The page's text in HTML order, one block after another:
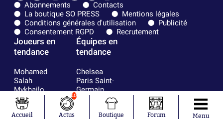
Abonnements
Contacts
La boutique SO PRESS
Mentions légales
Conditions générales d'utilisation
Publicité
Consentement RGPD
Recrutement
Joueurs en
tendance
Mohamed
Salah
Mykhailo
Mudryk
Neymar
Khalis Merah
Équipes en
tendance
Chelsea
Paris Saint-
Germain
Bordeaux
Olympique
lyonnais
Accueil
10
Actus Boutique Forum Menu